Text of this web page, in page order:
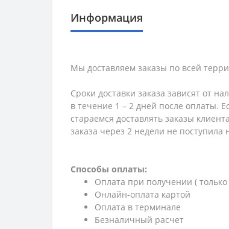
Информация
Мы доставляем заказы по всей
Сроки доставки заказа зависят от
в течение 1 – 2 дней после оплаты.
стараемся доставлять заказы
заказа через 2 недели не
Способы оплаты:
Оплата при получении (
Онлайн-оплата картой
Оплата в терминале
Безналичный расчет